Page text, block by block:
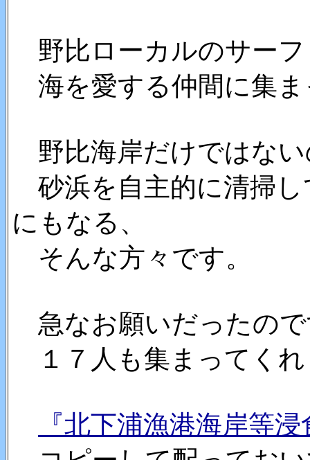
野比ローカルのサー
海を愛する仲間に集
野比海岸だけではな
砂浜を自主的に清掃し
にもなる、
そんな方々です。
急なお願いだったの
１７人も集まってくれ
『北下浦漁港海岸等